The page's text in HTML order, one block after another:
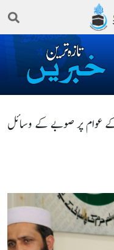
عوام پر صوبے کے وسائل